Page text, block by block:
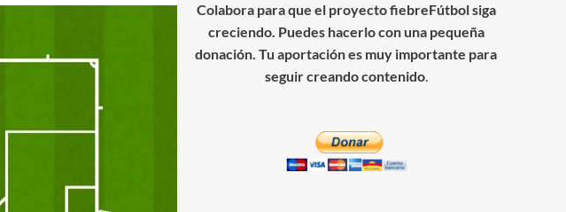
Colabora para que el proyecto fiebreFútbol siga
creciendo. Puedes hacerlo con una pequeña
donación. Tu aportación es muy importante para
seguir creando contenido.